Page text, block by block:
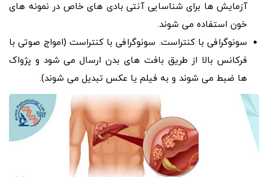
آزمایش ها برای شناسایی آنتی بادی های خاص در نمونه های
خون استفاده می شوند.
سونوگرافی با کنتراست. سونوگرافی با کنتراست (امواج صوتی با
فرکانس بالا از طریق بافت های بدن ارسال می شود و پژواک
ها ضبط می شوند و به فیلم یا عکس تبدیل می شوند).